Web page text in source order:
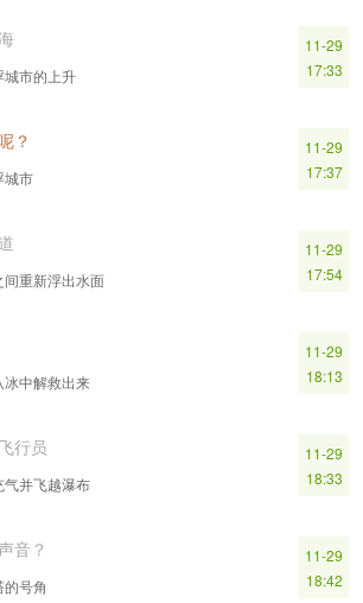
城市的上升
11-29
17:33
？
城市
11-29
17:37
间重新浮出水面
11-29
17:54
冰中解救出来
11-29
18:13
行员
气并飞越瀑布
11-29
18:33
音？
号角
11-29
18:42